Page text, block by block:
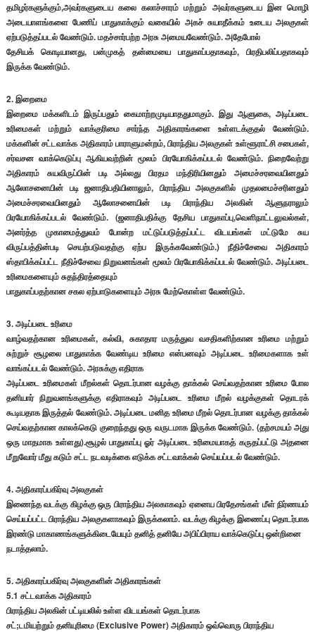
தமிழர்களுக்கும்,அவர்களுடைய கலை கலாச்சாரம் மற்றும் அவர்களுடைய இன மொழி
அடையாளங்களை பேணிப் பாதுகாக்கும் வகையில் அகச் சுயாதீக்கம் உடைய அலகுகள்
ஏற்படுத்தப்படல் வேண்டும். மதச்சார்பற்ற அரசு அமையவேண்டும். அதேபோல்
தேசியக் கொடியானது, பன்முகத் தன்மையை பாதுகாப்பதாகவும், பிரதிபலிப்பதாகவும்
இருக்க வேண்டும்.
2. இறைமை
இறைமை மக்களிடம் இருப்பதும் கைமாற்றமுடியாததுமாகும். இது ஆளுகை, அடிப்படை
உரிமைகள் மற்றும் வாக்குரிமை சார்ந்த அதிகாரங்களை உள்ளடக்குதல் வேண்டும்.
மக்களின் சட்டவாக்க அதிகாரம் பாராளுமன்றம், பிராந்திய அலகுகள் உள்ளூராட்சி சபைகள்,
சர்வசன வாக்கெடுப்பு ஆகியவற்றின் மூலம் பிரயோகிக்கப்படல் வேண்டும். நிறைவேற்று
அதிகாரம் சுயவிருப்பின் படி அல்லது பிரதம மந்திரியினதும் அமைச்சரவையினதும்
ஆலோசனையின் படி ஜனாதிபதியினாலும், பிராந்திய அலகுகளில் முதலமைச்சரினதும்
அமைச்சரவையினதும் ஆலோசனையின் படி பிராந்திய அலகின் ஆளுநராலும்
பிரயோகிக்கப்படல் வேண்டும். (ஜனாதிபதிக்கு தேசிய பாதுகாப்பு,வெளிநாட்டலுவல்கள்,
அனர்த்த முகாமைத்துவம் போன்ற மட்டுப்படுத்தப்பட்ட விடயங்கள் மட்டுமே சுய
விருப்பத்தின்படி செயற்படுவதற்கு ஏற்ப இருக்கவேண்டும்.) நீதிச்சேவை அதிகாரம்
ஸ்தாபிக்கப்பட்ட நீதிச்சேவை நிறுவனங்கள் மூலம் பிரயோகிக்கப்படல் வேண்டும். அடிப்படை
உரிமைகளையும் சுதந்திரத்தையும்
பாதுகாப்பதற்கான சகல ஏற்பாடுகளையும் அரசு மேற்கொள்ள வேண்டும்.
3. அடிப்படை உரிமை
வாழ்வதற்கான உரிமைகள், கல்வி, சுகாதார மருத்துவ வசதிகளிற்கான உரிமை மற்றும்
சுற்றுச் சூழலை பாதுகாக்க வேண்டிய உரிமை என்பனவும் அடிப்படை உரிமைகளாக உள்
வாங்கப்படல் வேண்டும். அரசுக்கு எதிராக
அடிப்படை உரிமைகள் மீறல்கள் தொடர்பான வழக்கு தாக்கல் செய்வதற்கான உரிமை போல
தனியார் நிறுவனங்களுக்கு எதிராகவும் அடிப்படை உரிமை மீறல் வழக்குகள் தொடரக்
கூடியதாக இருத்தல் வேண்டும். அடிப்படை மனித உரிமை மீறல் தொடர்பான வழக்கு தாக்கல்
செய்வதற்கான காலக்கெடு குறைந்தது ஒரு வருடமாக இருக்க வேண்டும். (தற்சமயம் அது
ஒரு மாதமாக உள்ளது).சூழல் பாதுகாப்பு ஓர் அடிப்படை உரிமையாகத் கருதப்பட்டு அதனை
மீறுவோர் மீது கடும் சட்ட நடவடிக்கை எடுக்க சட்டவாக்கல் செய்யப்படல் வேண்டும்.
4. அதிகாரப்பகிர்வு அலகுகள்
இணைந்த வடக்கு கிழக்கு ஒரு பிராந்திய அலகாகவும் ஏனைய பிரதேசங்கள் மீள் நிர்ணயம்
செய்யப்பட்ட பிராந்திய அலகுகளாகவும் இருக்கலாம். வடக்கு கிழக்கு இணைப்பு தொடர்பாக
இரண்டு மாகாணங்களுக்கிடையேயும் தனித் தனியே அபிப்பிராய வாக்கெடுப்பு ஒன்றினை
நடாத்தலாம்.
5. அதிகாரப்பகிர்வு அலகுகளின் அதிகாரங்கள்
5.1 சட்டவாக்க அதிகாரம்
பிராந்திய அலகின் பட்டியலில் உள்ள விடயங்கள் தொடர்பாக
சட்;டமியற்றும் தனியுரிமை (Exclusive Power) அதிகாரம் ஒவ்வொரு பிராந்திய